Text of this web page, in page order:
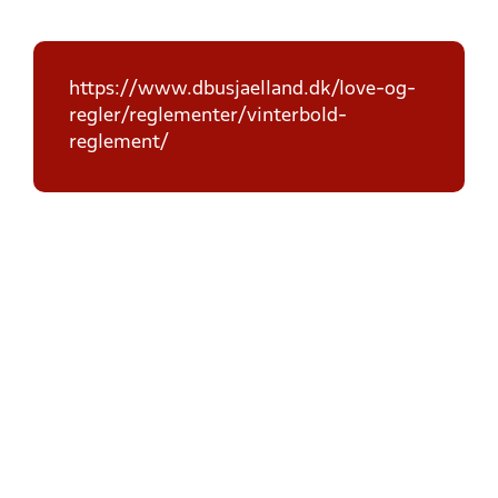
https://www.dbusjaelland.dk/love-og-
regler/reglementer/vinterbold-
reglement/